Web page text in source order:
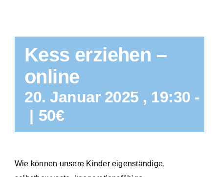
Kess erziehen –
online
20. Januar 2025 , 19:30 -
| 50€
Wie können unsere Kinder eigenständige,